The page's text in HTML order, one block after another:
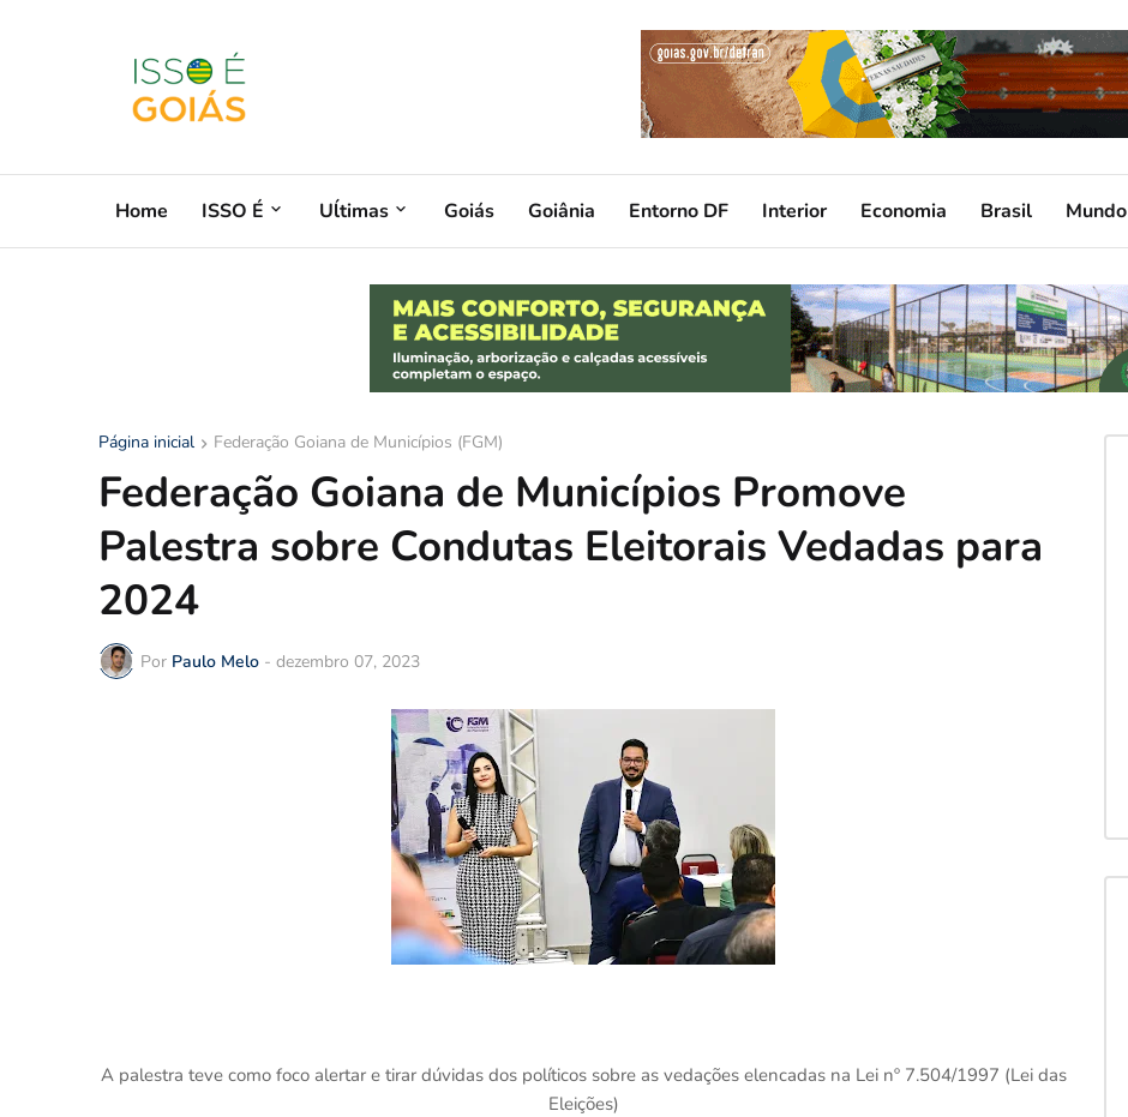
Home ISSO É Uĺtimas Goiás Goiânia Entorno DF Interior Economia Brasil Mundo
Página inicial Federação Goiana de Municípios (FGM)
Federação Goiana de Municípios Promove
Palestra sobre Condutas Eleitorais Vedadas para
2024
Por Paulo Melo - dezembro 07, 2023
A palestra teve como foco alertar e tirar dúvidas dos políticos sobre as vedações elencadas na Lei nº 7.504/1997 (Lei das
Eleições)